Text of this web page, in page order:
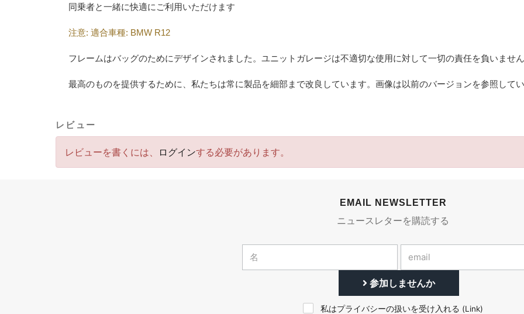
同乗者と一緒に快適にご利用いただけます
注意: 適合車種: BMW R12
フレームはバッグのためにデザインされました。ユニットガレージは不適切な使用に対して一切の責任を負いません
最高のものを提供するために、私たちは常に製品を細部まで改良しています。画像は以前のバージョンを参照してい
レビュー
レビューを書くには、 ログインする必要があります。
EMAIL NEWSLETTER
ニュースレターを購読する
参加しませんか
私はプライバシーの扱いを受け入れる (Link)